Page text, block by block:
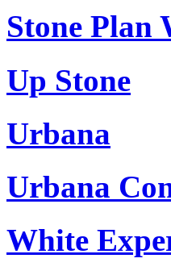
Stone Plan
Up Stone
Urbana
Urbana
White